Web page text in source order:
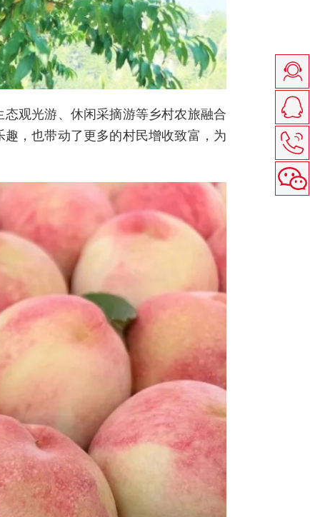
观光游、休闲采摘游等乡村农旅融合
，也带动了更多的村民增收致富，为